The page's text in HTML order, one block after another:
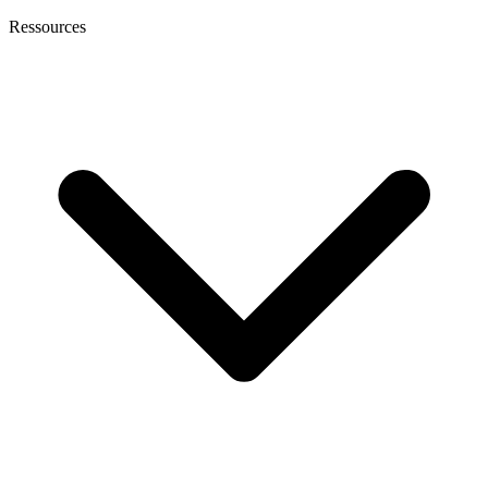
Ressources